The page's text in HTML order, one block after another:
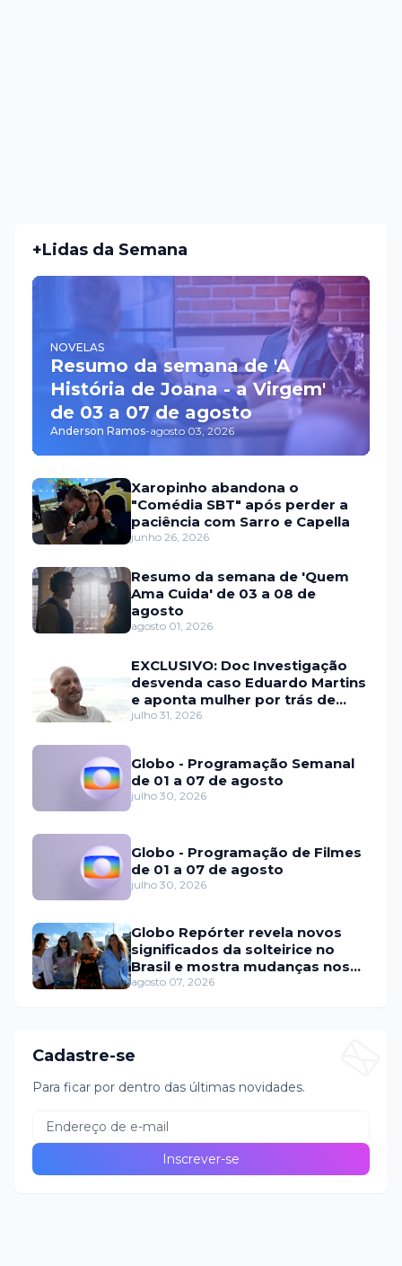
+Lidas da Semana
NOVELAS
Resumo da semana de 'A
História de Joana - a Virgem'
de 03 a 07 de agosto
Anderson Ramos-agosto 03, 2026
Xaropinho abandona o
"Comédia SBT" após perder a
paciência com Sarro e Capella
junho 26, 2026
Resumo da semana de 'Quem
Ama Cuida' de 03 a 08 de
agosto
agosto 01, 2026
EXCLUSIVO: Doc Investigação
desvenda caso Eduardo Martins
e aponta mulher por trás de
fraude internacional
julho 31, 2026
Globo - Programação Semanal
de 01 a 07 de agosto
julho 30, 2026
Globo - Programação de Filmes
de 01 a 07 de agosto
julho 30, 2026
Globo Repórter revela novos
significados da solteirice no
Brasil e mostra mudanças nos
relacionamentos
agosto 07, 2026
Cadastre-se
Para ficar por dentro das últimas novidades.